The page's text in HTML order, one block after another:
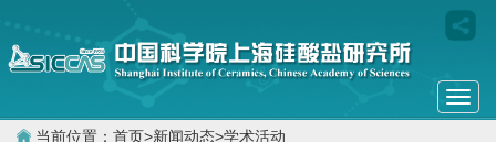
当前位置： 首页>新闻动态>学术活动